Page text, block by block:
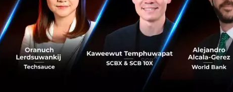
กราะป้องกันความถูกมองเป็นแฟชั่น และความมาเร็วไปเร็วขอ
“ความคุ้มค่า” ซึ่งเป็นคุณค่าของร้านอาหารที่อยู่ทุกยุคทุกสมัย
หนหากขาดสองข้อนี้ไปลูกค้าก็จะเลือกกินแค่ครั้งเดียว ทุกวันนี้
ลองร้านอาหารใหม่ค่อนข้างบ่อย ส่วนตัวคุณยอดเองมีเป้าหมา
ปดาห์ละสองครั้ง แต่ร้านที่กลับไปกินซ้ำเป็นประจำก็มักจะมีจำ
จะมีความอร่อยและความคุ้มค่าเป็นปัจจัยสำคัญอยู่เสมอ เป็นคุณ